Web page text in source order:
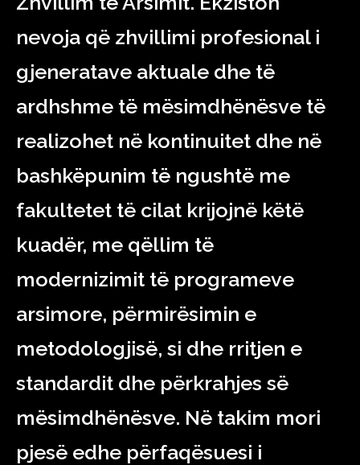
nevoja që zhvillimi profesional i
gjeneratave aktuale dhe të
ardhshme të mësimdhënësve të
realizohet në kontinuitet dhe në
bashkëpunim të ngushtë me
fakultetet të cilat krijojnë këtë
kuadër, me qëllim të
modernizimit të programeve
arsimore, përmirësimin e
metodologjisë, si dhe rritjen e
standardit dhe përkrahjes së
mësimdhënësve. Në takim mori
pjesë edhe përfaqësuesi i